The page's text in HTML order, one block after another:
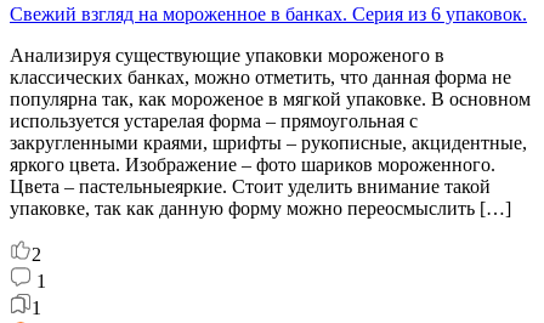
Свежий взгляд на мороженное в банках. Серия из 6 упаковок.
Анализируя существующие упаковки мороженого в
классических банках, можно отметить, что данная форма не
популярна так, как мороженое в мягкой упаковке. В основном
используется устарелая форма – прямоугольная с
закругленными краями, шрифты – рукописные, акцидентные,
яркого цвета. Изображение – фото шариков мороженного.
Цвета – пастельныеяркие. Стоит уделить внимание такой
упаковке, так как данную форму можно переосмыслить […]
2
1
1